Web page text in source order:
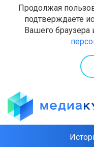
Продолжая
подтверждаете
Вашего браузера